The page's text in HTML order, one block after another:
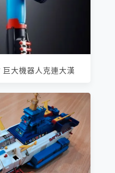
大機器人克連大漢